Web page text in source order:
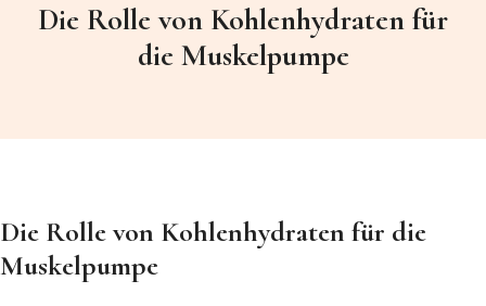
Die Rolle von Kohlenhydraten für
die Muskelpumpe
Die Rolle von Kohlenhydraten für die
Muskelpumpe